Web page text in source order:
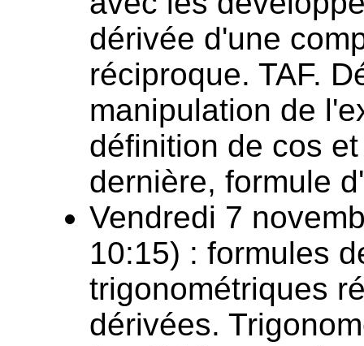
dérivée d'une
réciproque. TAF.
manipulation de
définition de cos
dernière, formule
Vendredi 7
10:15) : formules
trigonométriques
dérivées.